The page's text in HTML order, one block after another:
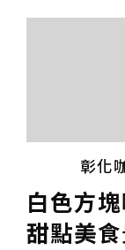
彰化
白色方
甜點美